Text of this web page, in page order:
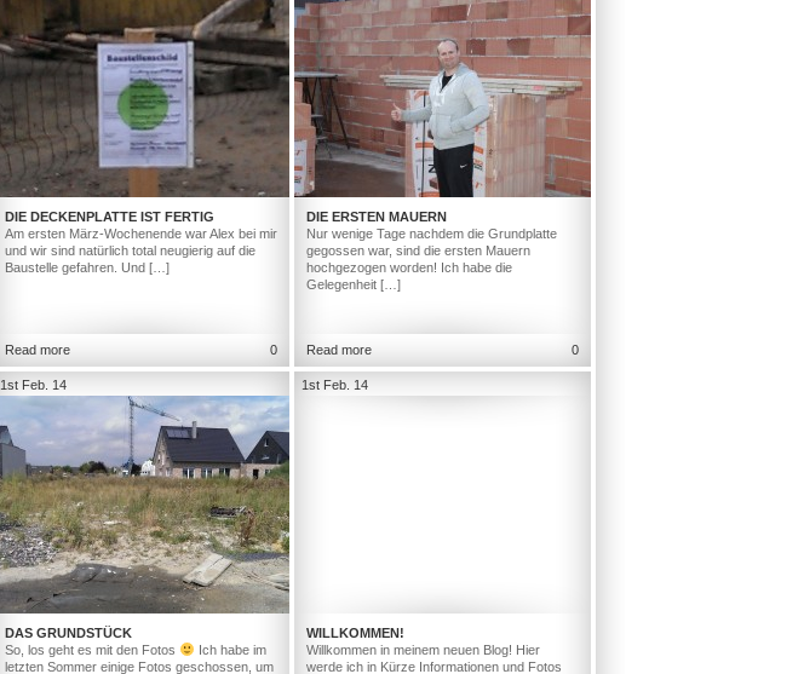
DIE DECKENPLATTE IST FERTIG
Am ersten März-Wochenende war Alex bei mir
und wir sind natürlich total neugierig auf die
Baustelle gefahren. Und […]
Read more 0
DIE ERSTEN MAUERN
Nur wenige Tage nachdem die Grundplatte
gegossen war, sind die ersten Mauern
hochgezogen worden! Ich habe die
Gelegenheit […]
Read more 0
1st Feb. 14
DAS GRUNDSTÜCK
So, los geht es mit den Fotos
Ich habe im
letzten Sommer einige Fotos geschossen, um
1st Feb. 14
WILLKOMMEN!
Willkommen in meinem neuen Blog! Hier
werde ich in Kürze Informationen und Fotos